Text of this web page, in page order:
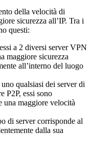
della velocità di
sicurezza all’IP. Tra i
questi:
a 2 diversi server VPN
maggiore sicurezza
all’interno del luogo
qualsiasi dei server di
P2P, essi sono
una maggiore velocità
di server corrisponde al
dalla sua